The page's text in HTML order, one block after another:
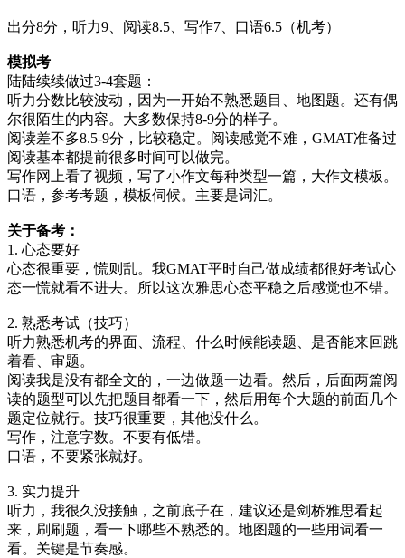
出分8分，听力9、阅读8.5、写作7、口语6.5（机考）
模拟考
陆陆续续做过3-4套题：
听力分数比较波动，因为一开始不熟悉题目、地图题。还有偶
尔很陌生的内容。大多数保持8-9分的样子。
阅读差不多8.5-9分，比较稳定。阅读感觉不难，GMAT准备过
阅读基本都提前很多时间可以做完。
写作网上看了视频，写了小作文每种类型一篇，大作文模板。
口语，参考考题，模板伺候。主要是词汇。
关于备考：
1. 心态要好
心态很重要，慌则乱。我GMAT平时自己做成绩都很好考试心
态一慌就看不进去。所以这次雅思心态平稳之后感觉也不错。
2. 熟悉考试（技巧）
听力熟悉机考的界面、流程、什么时候能读题、是否能来回跳
着看、审题。
阅读我是没有都全文的，一边做题一边看。然后，后面两篇阅
读的题型可以先把题目都看一下，然后用每个大题的前面几个
题定位就行。技巧很重要，其他没什么。
写作，注意字数。不要有低错。
口语，不要紧张就好。
3. 实力提升
听力，我很久没接触，之前底子在，建议还是剑桥雅思看起
来，刷刷题，看一下哪些不熟悉的。地图题的一些用词看一
看。关键是节奏感。